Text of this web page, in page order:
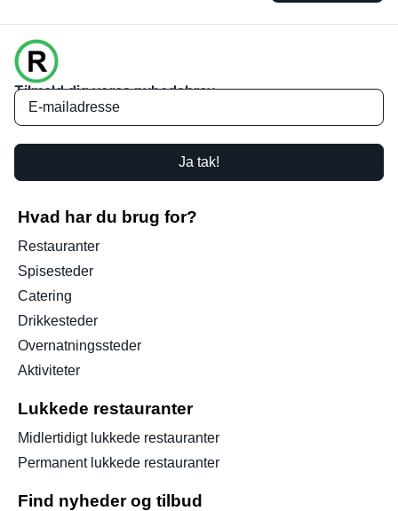
Tilmeld dig vores nyhedsbrev
Ja tak!
Hvad har du brug for?
Restauranter
Spisesteder
Catering
Drikkesteder
Overnatningssteder
Aktiviteter
Lukkede restauranter
Midlertidigt lukkede restauranter
Permanent lukkede restauranter
Find nyheder og tilbud